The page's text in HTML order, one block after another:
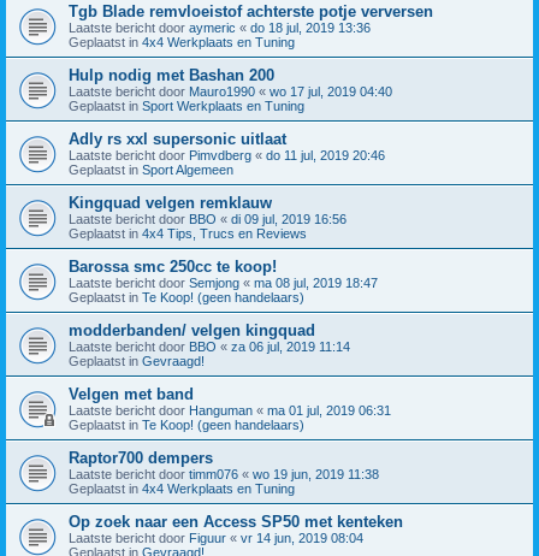
Tgb Blade remvloeistof achterste potje verversen
Laatste bericht door aymeric « do 18 jul, 2019 13:36
Geplaatst in 4x4 Werkplaats en Tuning
Hulp nodig met Bashan 200
Laatste bericht door Mauro1990 « wo 17 jul, 2019 04:40
Geplaatst in Sport Werkplaats en Tuning
Adly rs xxl supersonic uitlaat
Laatste bericht door Pimvdberg « do 11 jul, 2019 20:46
Geplaatst in Sport Algemeen
Kingquad velgen remklauw
Laatste bericht door BBO « di 09 jul, 2019 16:56
Geplaatst in 4x4 Tips, Trucs en Reviews
Barossa smc 250cc te koop!
Laatste bericht door Semjong « ma 08 jul, 2019 18:47
Geplaatst in Te Koop! (geen handelaars)
modderbanden/ velgen kingquad
Laatste bericht door BBO « za 06 jul, 2019 11:14
Geplaatst in Gevraagd!
Velgen met band
Laatste bericht door Hanguman « ma 01 jul, 2019 06:31
Geplaatst in Te Koop! (geen handelaars)
Raptor700 dempers
Laatste bericht door timm076 « wo 19 jun, 2019 11:38
Geplaatst in 4x4 Werkplaats en Tuning
Op zoek naar een Access SP50 met kenteken
Laatste bericht door Figuur « vr 14 jun, 2019 08:04
Geplaatst in Gevraagd!